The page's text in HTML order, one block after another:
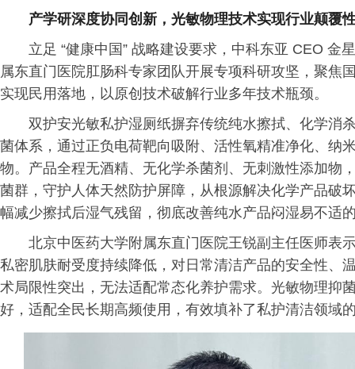
产学研深度协同创新，光敏物理技术实现行业颠覆
立足 “健康中国” 战略建设要求，中科东亚 CEO
属东直门医院肛肠科专家团队开展专项科研攻坚，聚焦
实现民用落地，以原创技术破解行业多年技术瓶颈。
双护安光敏私护湿厕纸摒弃传统纯水擦拭、化学消
菌体系，通过正负电荷靶向吸附、活性氧精准净化、纳
物。产品全程无酒精、无化学杀菌剂、无刺激性添加物
菌群，守护人体天然防护屏障，从根源解决化学产品破
幅减少擦拭后湿气残留，彻底改善纯水产品闷湿易不适
北京中医药大学附属东直门医院王锐副主任医师表
私密肌肤耐受度持续降低，对日常清洁产品的安全性、
术局限性突出，无法适配常态化养护需求。光敏物理抑
好，适配全民长期高频使用，有效填补了私护清洁领域